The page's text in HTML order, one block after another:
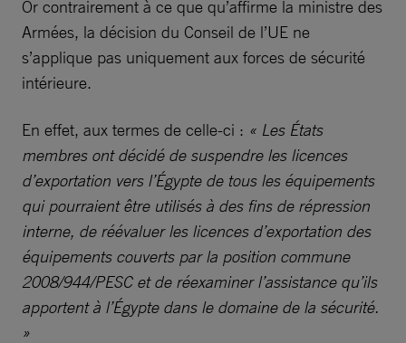
Or contrairement à ce que qu’affirme la ministre des
Armées, la décision du Conseil de l’UE ne
s’applique pas uniquement aux forces de sécurité
intérieure.
En effet, aux termes de celle-ci : « Les États
membres ont décidé de suspendre les licences
d’exportation vers l’Égypte de tous les équipements
qui pourraient être utilisés à des fins de répression
interne, de réévaluer les licences d’exportation des
équipements couverts par la position commune
2008/944/PESC et de réexaminer l’assistance qu’ils
apportent à l’Égypte dans le domaine de la sécurité.
»